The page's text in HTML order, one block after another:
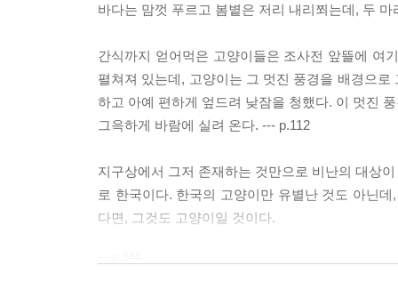
바다는 맘껏 푸르고 봄볕은 저리 내리쬐는데, 두
간식까지 얻어먹은 고양이들은 조사전 앞뜰에 여
펼쳐져 있는데, 고양이는 그 멋진 풍경을 배경으
하고 아예 편하게 엎드려 낮잠을 청했다. 이 멋진
그윽하게 바람에 실려 온다. --- p.112
지구상에서 그저 존재하는 것만으로 비난의 대상
로 한국이다. 한국의 고양이만 유별난 것도 아닌
다면, 그것도 고양이일 것이다.